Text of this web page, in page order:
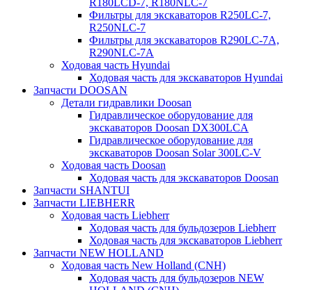
R180LCD-7, R180NLC-7
Фильтры для экскаваторов R250LC-7,
R250NLC-7
Фильтры для экскаваторов R290LC-7A,
R290NLC-7A
Ходовая часть Hyundai
Ходовая часть для экскаваторов Hyundai
Запчасти DOOSAN
Детали гидравлики Doosan
Гидравлическое оборудование для
экскаваторов Doosan DX300LCA
Гидравлическое оборудование для
экскаваторов Doosan Solar 300LC-V
Ходовая часть Doosan
Ходовая часть для экскаваторов Doosan
Запчасти SHANTUI
Запчасти LIEBHERR
Ходовая часть Liebherr
Ходовая часть для бульдозеров Liebherr
Ходовая часть для экскаваторов Liebherr
Запчасти NEW HOLLAND
Ходовая часть New Holland (CNH)
Ходовая часть для бульдозеров NEW